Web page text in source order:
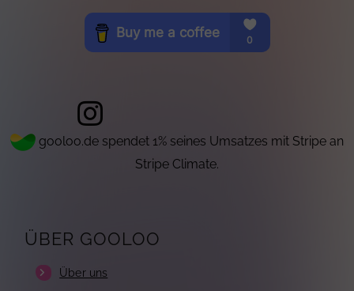
gooloo.de spendet 1% seines Umsatzes mit Stripe an
Stripe Climate.
ÜBER GOOLOO
Über uns